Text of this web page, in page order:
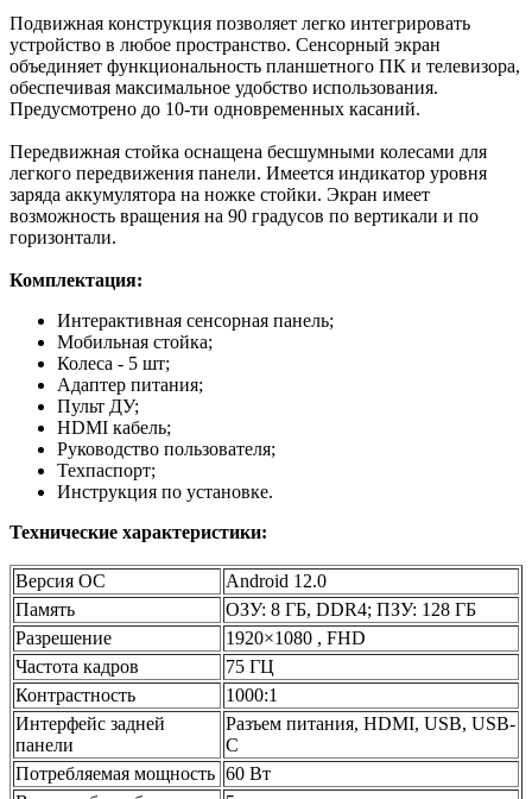
Подвижная конструкция позволяет легко интегрировать
устройство в любое пространство. Сенсорный экран
объединяет функциональность планшетного ПК и телевизора,
обеспечивая максимальное удобство использования.
Предусмотрено до 10-ти одновременных касаний.
Передвижная стойка оснащена бесшумными колесами для
легкого передвижения панели. Имеется индикатор уровня
заряда аккумулятора на ножке стойки. Экран имеет
возможность вращения на 90 градусов по вертикали и по
горизонтали.
Комплектация:
Интерактивная сенсорная панель;
Мобильная стойка;
Колеса - 5 шт;
Адаптер питания;
Пульт ДУ;
HDMI кабель;
Руководство пользователя;
Техпаспорт;
Инструкция по установке.
Технические характеристики:
Версия ОС
Android 12.0
Память
ОЗУ: 8 ГБ, DDR4; ПЗУ: 128 ГБ
Разрешение
1920×1080 , FHD
Частота кадров
75 ГЦ
Контрастность
1000:1
Интерфейс задней
панели
Разъем питания, HDMI, USB, USB-
C
Потребляемая мощность 60 Вт